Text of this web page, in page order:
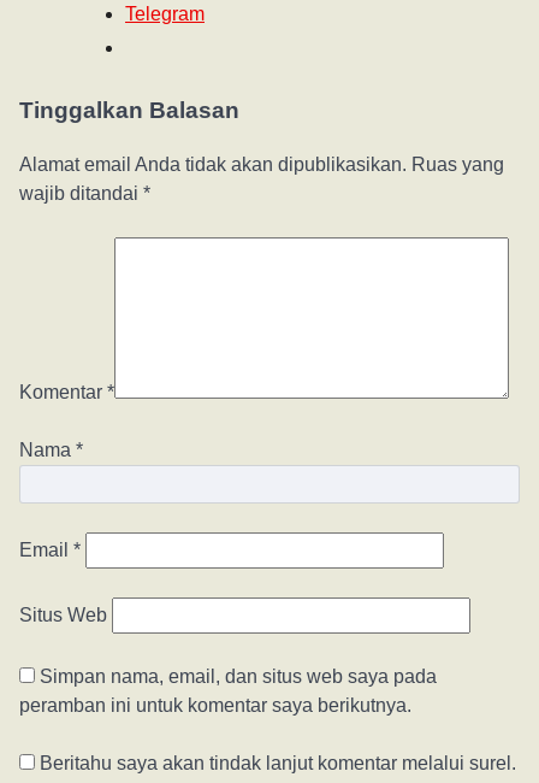
Telegram
Tinggalkan Balasan
Alamat email Anda tidak akan dipublikasikan. Ruas yang
wajib ditandai *
Komentar *
Nama *
Email *
Situs Web
Simpan nama, email, dan situs web saya pada
peramban ini untuk komentar saya berikutnya.
Beritahu saya akan tindak lanjut komentar melalui surel.